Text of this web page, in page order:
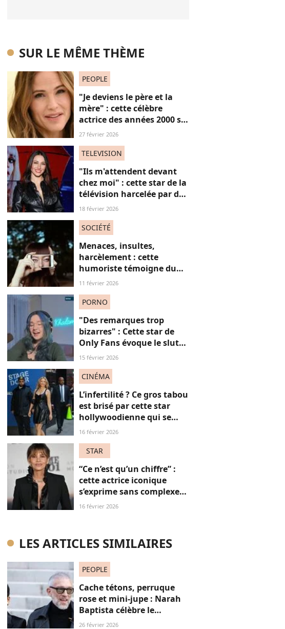
SUR LE MÊME THÈME
PEOPLE
"Je deviens le père et la
mère" : cette célèbre
actrice des années 2000 se
confie sur sa vie de parent
27 février 2026
TELEVISION
"Ils m'attendent devant
chez moi" : cette star de la
télévision harcelée par des
admirateurs beaucoup
témoigne
18 février 2026
SOCIÉTÉ
Menaces, insultes,
harcèlement : cette
humoriste témoigne du
sort des femmes sur les
11 février 2026
PORNO
"Des remarques trop
bizarres" : Cette star de
Only Fans évoque le slut
shaming et son rapport
sexe"
15 février 2026
CINÉMA
L’infertilité ? Ce gros tabou
est brisé par cette star
hollywoodienne qui se
sent "moins femme"
16 février 2026
STAR
“Ce n’est qu’un chiffre” :
cette actrice iconique
s’exprime sans complexe
sur le fait d’avoir bientôt
16 février 2026
LES ARTICLES SIMILAIRES
PEOPLE
Cache tétons, perruque
rose et mini-jupe : Narah
Baptista célèbre le
carnaval de Rio avec son
26 février 2026